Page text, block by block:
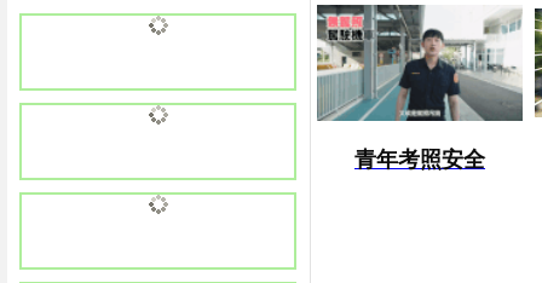
青年考照安全